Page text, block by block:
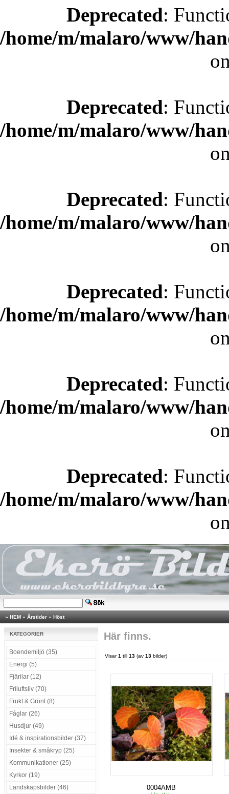
Deprecated:
/home/m/malaro/www/
Deprecated:
/home/m/malaro/www/
Deprecated:
/home/m/malaro/www/
Deprecated:
/home/m/malaro/www/
Deprecated:
/home/m/malaro/www/
Deprecated:
/home/m/malaro/www/
» HEM » Årstider » Höst
KATEGORIER
Boendemiljö (35)
Energi (5)
Fjärilar (12)
Friluftsliv (70)
Frukt & Grönt (8)
Fåglar (26)
Husdjur (49)
Idé & inspirationsbilder (37)
Insekter & småkryp (25)
Kommunikationer (25)
Kyrkor (19)
Landskapsbilder (46)
Här finns.
Visar1 till 13 (av 13 bilder)
0004AMB